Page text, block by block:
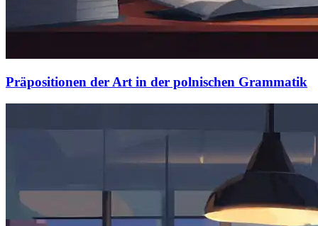
Präpositionen der Art in der polnischen Grammatik